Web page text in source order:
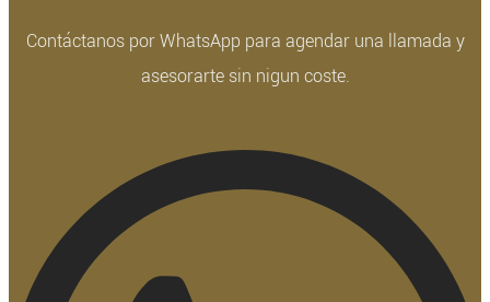
Contáctanos por WhatsApp para agendar una llamada y
asesorarte sin nigun coste.